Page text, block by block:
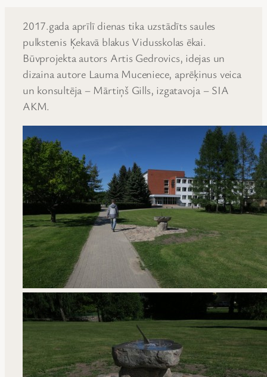
2017.gada aprīlī dienas tika uzstādīts saules
pulkstenis Ķekavā blakus Vidusskolas ēkai.
Būvprojekta autors Artis Gedrovics, idejas un
dizaina autore Lauma Muceniece, aprēķinus veica
un konsultēja – Mārtiņš Gills, izgatavoja – SIA
AKM.